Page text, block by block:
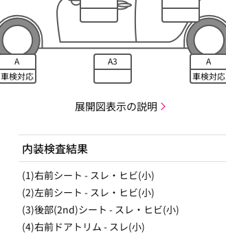
A
車検対応
A3
A
車検対応
展開図表示の説明
内装検査結果
(1)右前シート - スレ・ヒビ(小)
(2)左前シート - スレ・ヒビ(小)
(3)後部(2nd)シート - スレ・ヒビ(小)
(4)右前ドアトリム - スレ(小)